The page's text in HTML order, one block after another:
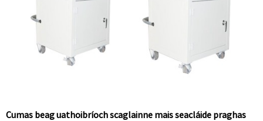
Cumas beag uathoibríoch scaglainne mais seacláide praghas